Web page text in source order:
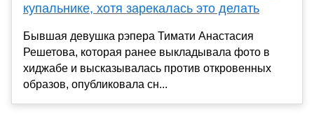
купальнике, хотя зарекалась это делать
Бывшая девушка рэпера Тимати Анастасия
Решетова, которая ранее выкладывала фото в
хиджабе и высказывалась против откровенных
образов, опубликовала сн...